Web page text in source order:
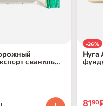
с ванилью
-36%
Нуга
8190